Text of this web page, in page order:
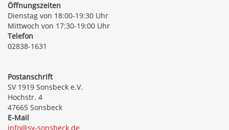
Öffnungszeiten
Dienstag von 18:00-19:30 Uhr
Mittwoch von 17:30-19:00 Uhr
Telefon
02838-1631
Postanschrift
SV 1919 Sonsbeck e.V.
Hochstr. 4
47665 Sonsbeck
E-Mail
info@sv-sonsbeck.de